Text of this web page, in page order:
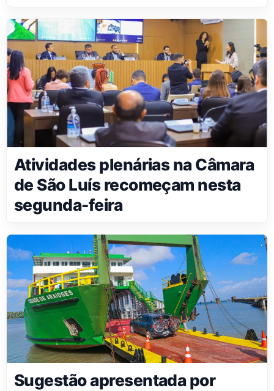
Atividades plenárias na Câmara
de São Luís recomeçam nesta
segunda-feira
Sugestão apresentada por